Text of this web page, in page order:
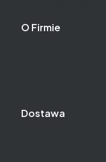
O Firmie
Dostawa